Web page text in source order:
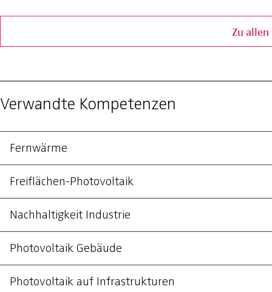
Zu
Verwandte Kompetenzen
Fernwärme
Freiflächen-Photovoltaik
Nachhaltigkeit Industrie
Photovoltaik Gebäude
Photovoltaik auf Infrastrukturen